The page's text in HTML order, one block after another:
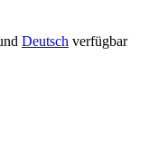
Deutsch verfügbar